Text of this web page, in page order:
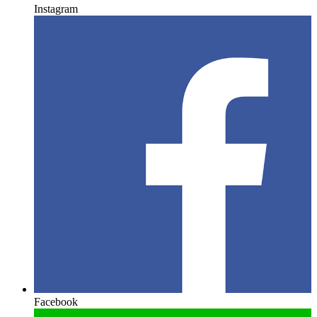
Instagram
Facebook